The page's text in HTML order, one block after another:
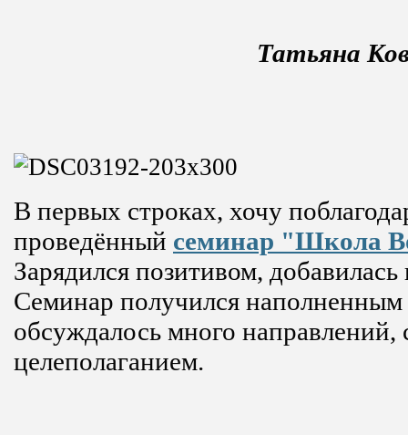
Татьяна
В первых строках, хочу
проведённый семинар "Школа
Зарядился позитивом, добавилась
Семинар получился наполненным
обсуждалось много направлений,
целеполаганием.